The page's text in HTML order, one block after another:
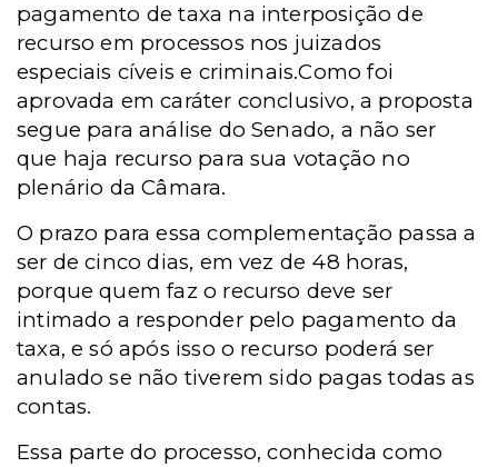
pagamento de taxa na interposição de
recurso em processos nos juizados
especiais cíveis e criminais.Como foi
aprovada em caráter conclusivo, a proposta
segue para análise do Senado, a não ser
que haja recurso para sua votação no
plenário da Câmara.
O prazo para essa complementação passa a
ser de cinco dias, em vez de 48 horas,
porque quem faz o recurso deve ser
intimado a responder pelo pagamento da
taxa, e só após isso o recurso poderá ser
anulado se não tiverem sido pagas todas as
contas.
Essa parte do processo, conhecida como